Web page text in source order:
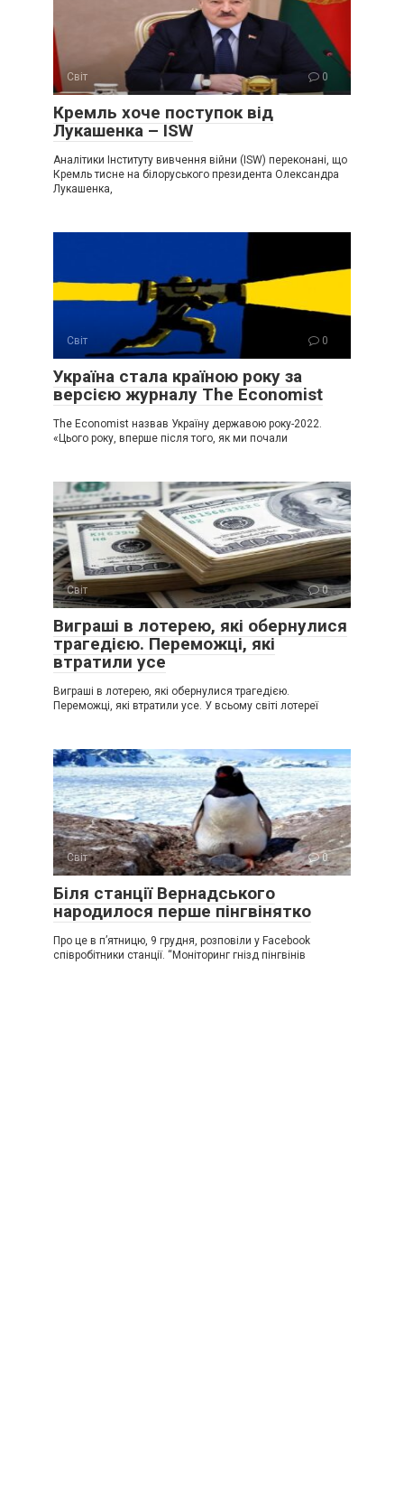
Світ 0
Крeмль хоче поступок від
Лукaшенка – ISW
Аналітики Інституту вивчення війни (ISW) переконані, що
Кремль тисне на білоруського президента Олександра
Лукашенка,
Світ 0
Україна стала країною року за
версією журналу The Economist
The Economist назвав Україну державою року-2022.
«Цього року, вперше після того, як ми почали
Світ 0
Виграші в лотерею, які обернулися
трагедією. Переможці, які
втратили усе
Виграші в лотерею, які обернулися трагедією.
Переможці, які втратили усе. У всьому світі лотереї
Світ 0
Біля станції Вернадського
народилося перше пінгвінятко
Про це в п’ятницю, 9 грудня, розповіли у Facebook
співробітники станції. “Моніторинг гнізд пінгвінів